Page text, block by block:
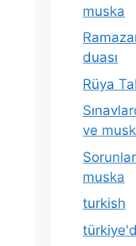
muska
duası
Rüya
ve
muska
turkish